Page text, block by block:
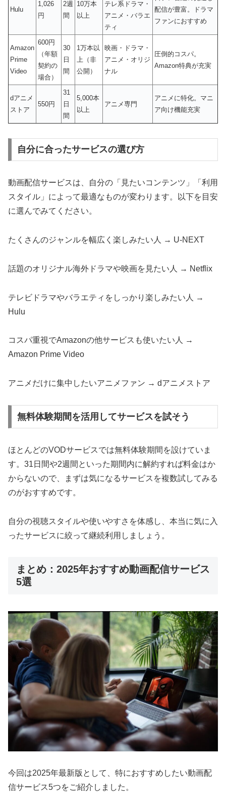
Hulu
1,026
円
2週
間
10万本
以上
テレ系ドラマ・
アニメ・バラエ
ティ
配信が豊富。ドラマ
ファンにおすすめ
Amazon
Prime
Video
600円
（年額
契約の
場合）
30
日
間
1万本以
上（非
公開）
映画・ドラマ・
アニメ・オリジ
ナル
圧倒的コスパ。
Amazon特典が充実
dアニメ
ストア
550円
31
日
間
5,000本
以上
アニメ専門
アニメに特化。マニ
ア向け機能充実
自分に合ったサービスの選び方
動画配信サービスは、自分の「見たいコンテンツ」「利用
スタイル」によって最適なものが変わります。以下を目安
に選んでみてください。
たくさんのジャンルを幅広く楽しみたい人 → U-NEXT
話題のオリジナル海外ドラマや映画を見たい人 → Netflix
テレビドラマやバラエティをしっかり楽しみたい人 →
Hulu
コスパ重視でAmazonの他サービスも使いたい人 →
Amazon Prime Video
アニメだけに集中したいアニメファン → dアニメストア
無料体験期間を活用してサービスを試そう
ほとんどのVODサービスでは無料体験期間を設けていま
す。31日間や2週間といった期間内に解約すれば料金はか
からないので、まずは気になるサービスを複数試してみる
のがおすすめです。
自分の視聴スタイルや使いやすさを体感し、本当に気に入
ったサービスに絞って継続利用しましょう。
まとめ：2025年おすすめ動画配信サービス
5選
今回は2025年最新版として、特におすすめしたい動画配
信サービス5つをご紹介しました。